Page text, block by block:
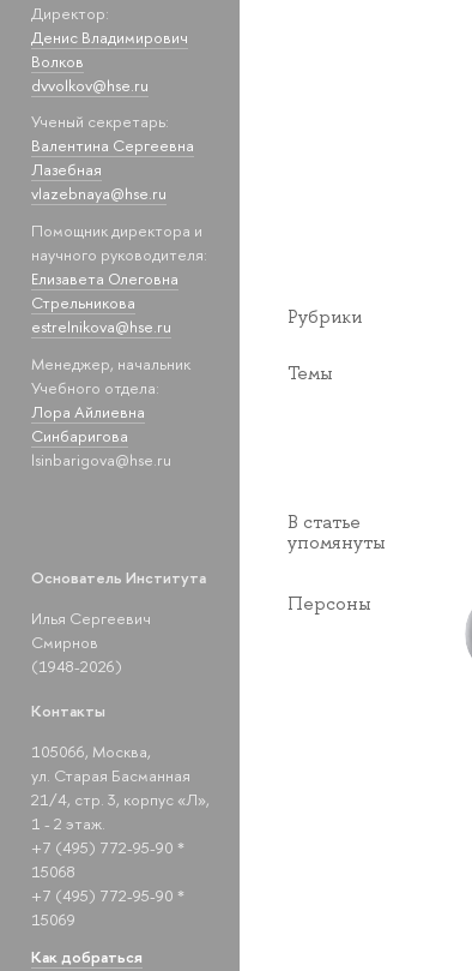
Директор:
Денис Владимирович
Волков
dvvolkov@hse.ru
Ученый секретарь:
Валентина Сергеевна
Лазебная
vlazebnaya@hse.ru
Помощник директора и
научного руководителя:
Елизавета Олеговна
Стрельникова
estrelnikova@hse.ru
Менеджер, начальник
Учебного отдела:
Лора Айлиевна
Синбаригова
lsinbarigova@hse.ru
Основатель Института
Илья Сергеевич
Смирнов
(1948-2026)
Контакты
105066, Москва,
ул. Старая Басманная
21/4, стр. 3, корпус «Л»,
1 - 2 этаж.
+7 (495) 772-95-90 *
15068
+7 (495) 772-95-90 *
15069
Как добраться
Рубрики
Темы
В статье
упомянуты
Персоны